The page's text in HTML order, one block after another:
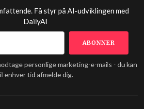
Få styr på AI-udviklingen med
DailyAI
personlige marketing-e-mails - du kan
enhver tid afmelde dig.